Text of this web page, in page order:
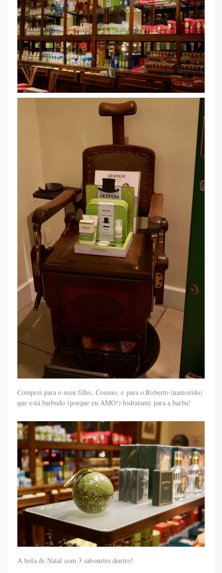
Comprei para o meu filho, Cosimo, e para o Roberto (namorido)
que está barbudo (porque eu AMO!) hidratante para a barba!
A bola de Natal com 3 sabonetes dentro!